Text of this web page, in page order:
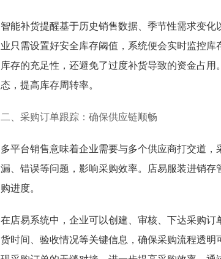
智能补货提醒基于历史销售数据、季节性需求变
业只需设置好安全库存阈值，系统便会实时监控
库存的充足性，还避免了过度补货导致的资金占
态，提高库存周转率。
二、采购订单跟踪：确保供应链顺畅
多平台销售意味着企业需要与多个供应商打交道
漏、错误等问题，影响采购效率。店易服装进销
购进度。
在店易系统中，企业可以创建、审核、下达采购
货时间、验收情况等关键信息，确保采购流程透